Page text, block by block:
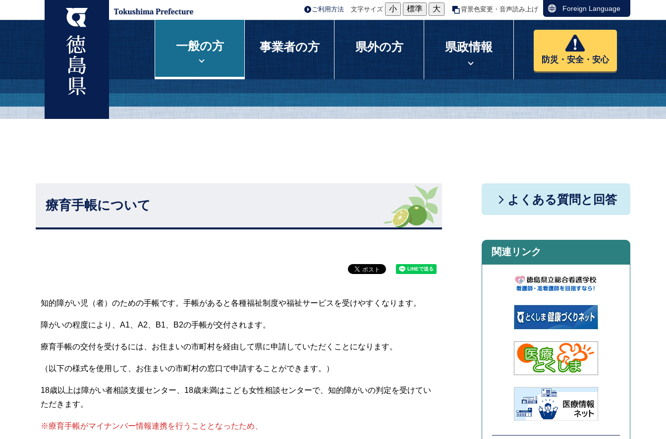
ご利用方法 文字サイズ 小 標準 大 背景色変更・音声読み上げ Foreign Language
一般の方 事業者の方 県外の方 県政情報
防災・安全・安心
療育手帳について
知的障がい児（者）のための手帳です。手帳があると各種福祉制度や福祉サービスを受けやすくなります。
障がいの程度により、A1、A2、B1、B2の手帳が交付されます。
療育手帳の交付を受けるには、お住まいの市町村を経由して県に申請していただくことになります。
（以下の様式を使用して、お住まいの市町村の窓口で申請することができます。）
18歳以上は障がい者相談支援センター、18歳未満はこども女性相談センターで、知的障がいの判定を受けてい
ただきます。
※療育手帳がマイナンバー情報連携を行うこととなったため、
よくある質問と回答
関連リンク